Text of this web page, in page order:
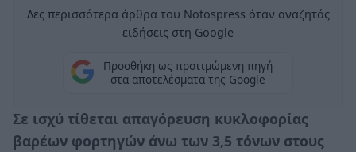
Δες περισσότερα άρθρα του Notospress όταν αναζητάς
ειδήσεις στη Google
Προσθήκη ως προτιμώμενη πηγή
στα αποτελέσματα της Google
Σε ισχύ τίθεται απαγόρευση κυκλοφορίας
βαρέων φορτηγών άνω των 3,5 τόνων στους